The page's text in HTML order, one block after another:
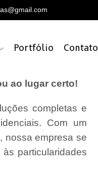
Portfólio Contato
ao lugar certo!
completas e
Com um
nossa empresa se
particularidades